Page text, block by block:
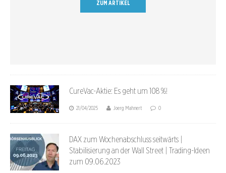
ZUM ARTIKEL
CureVac-Aktie: Es geht um 108 %!
21/04/2025 Joerg Mahnert 0
DAX zum Wochenabschluss seitwärts |
Stabilisierung an der Wall Street | Trading-Ideen
zum 09.06.2023